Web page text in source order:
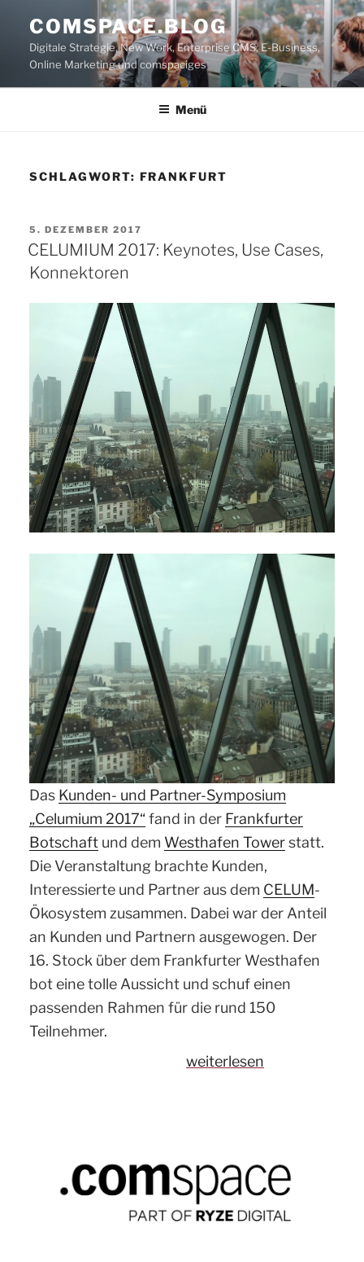
Inhalt
springen
COMSPACE.BLOG
Digitale Strategie, New Work, Enterprise CMS, E-Business,
Online Marketing und comspaciges
Menü
SCHLAGWORT: FRANKFURT
VERÖFFENTLICHT
AM
5. DEZEMBER 2017
CELUMIUM 2017: Keynotes, Use Cases,
Konnektoren
Das Kunden- und Partner-Symposium
„Celumium 2017“fand in der Frankfurter
Botschaft und dem Westhafen Towerstatt.
Die Veranstaltung brachte Kunden,
Interessierte und Partner aus dem CELUM-
Ökosystem zusammen. Dabei war der Anteil
an Kunden und Partnern ausgewogen. Der
16. Stock über dem Frankfurter Westhafen
bot eine tolle Aussicht und schuf einen
passenden Rahmen für die rund 150
Teilnehmer.
„CELUMIUM
Konnektoren“
weiterlesen